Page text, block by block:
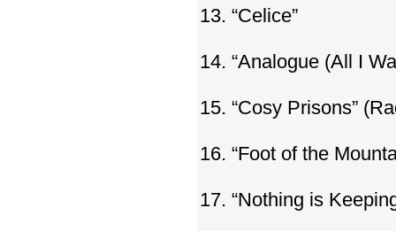
13. “Celice”
14. “Analogue (All I
15. “Cosy Prisons”
16. “Foot of the
17. “Nothing is